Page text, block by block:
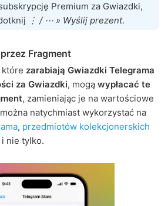
Premium za Gwiazdki,
⋮ / ⋯ » Wyślij prezent.
Fragment
zarabiają Gwiazdki Telegrama
za Gwiazdki, mogą wypłacać te
, zamieniając je na wartościowe
natychmiast wykorzystać na
, przedmiotów kolekcjonerskich
nie tylko.